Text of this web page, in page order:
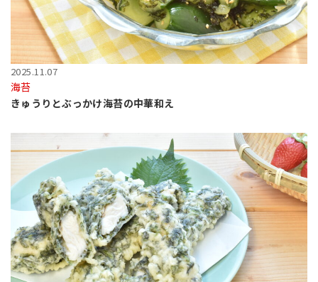
2025.11.07
海苔
きゅうりとぶっかけ海苔の中華和え